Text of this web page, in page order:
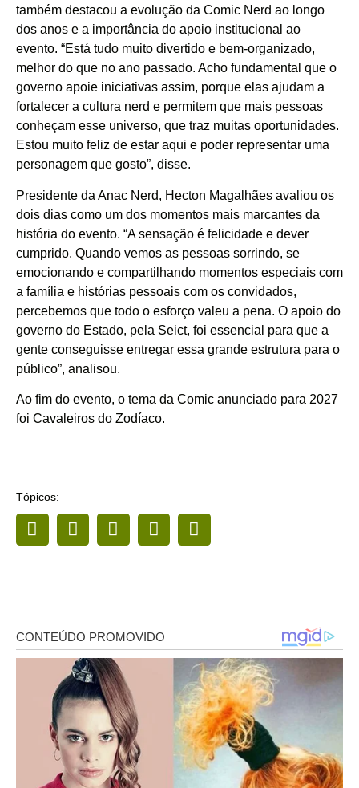
também destacou a evolução da Comic Nerd ao longo
dos anos e a importância do apoio institucional ao
evento. “Está tudo muito divertido e bem-organizado,
melhor do que no ano passado. Acho fundamental que o
governo apoie iniciativas assim, porque elas ajudam a
fortalecer a cultura nerd e permitem que mais pessoas
conheçam esse universo, que traz muitas oportunidades.
Estou muito feliz de estar aqui e poder representar uma
personagem que gosto”, disse.
Presidente da Anac Nerd, Hecton Magalhães avaliou os
dois dias como um dos momentos mais marcantes da
história do evento. “A sensação é felicidade e dever
cumprido. Quando vemos as pessoas sorrindo, se
emocionando e compartilhando momentos especiais com
a família e histórias pessoais com os convidados,
percebemos que todo o esforço valeu a pena. O apoio do
governo do Estado, pela Seict, foi essencial para que a
gente conseguisse entregar essa grande estrutura para o
público”, analisou.
Ao fim do evento, o tema da Comic anunciado para 2027
foi Cavaleiros do Zodíaco.
Tópicos: